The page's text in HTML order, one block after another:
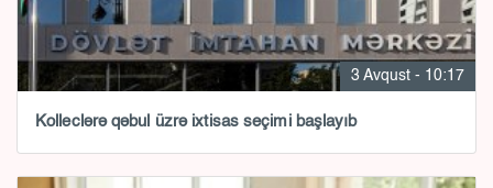
3 Avqust - 10:17
Kolleclərə qəbul üzrə ixtisas seçimi başlayıb